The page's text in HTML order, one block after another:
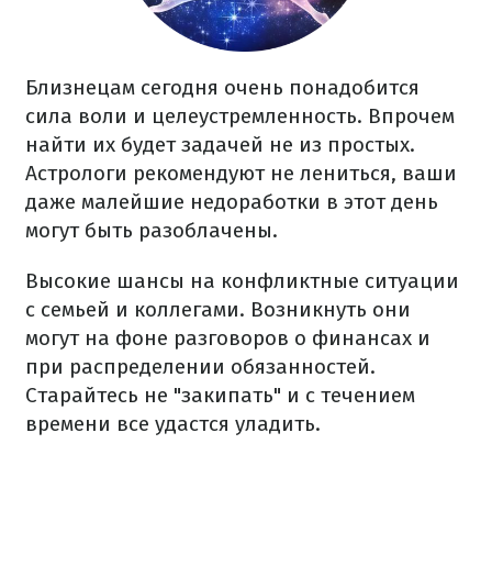
Близнецам сегодня очень понадобится
сила воли и целеустремленность. Впрочем
найти их будет задачей не из простых.
Астрологи рекомендуют не лениться, ваши
даже малейшие недоработки в этот день
могут быть разоблачены.
Высокие шансы на конфликтные ситуации
с семьей и коллегами. Возникнуть они
могут на фоне разговоров о финансах и
при распределении обязанностей.
Старайтесь не "закипать" и с течением
времени все удастся уладить.